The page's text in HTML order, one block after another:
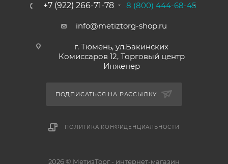
+7 (922) 266-71-78 8 (800) 444-68-45
info@metiztorg-shop.ru
г. Тюмень, ул.Бакинских
Комиссаров 12, Торговый центр
Инженер
ПОДПИСАТЬСЯ НА РАССЫЛКУ
ПОЛИТИКА КОНФИДЕНЦИАЛЬНОСТИ
2026 © МетизТорг - интернет-магазин